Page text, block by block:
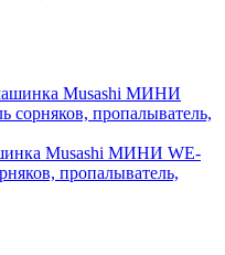
Musashi МИНИ WE-
пропалыватель,